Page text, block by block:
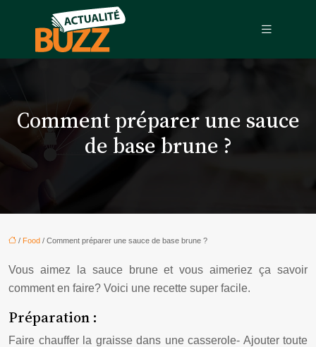
Comment préparer une sauce
de base brune ?
/ Food / Comment préparer une sauce de base brune ?
Vous aimez la sauce brune et vous aimeriez ça savoir
comment en faire? Voici une recette super facile.
Préparation :
Faire chauffer la graisse dans une casserole- Ajouter toute